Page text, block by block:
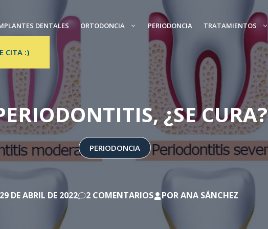
DENTALES ORTODONCIA PERIODONCIA TRATAMIENTOS
CITA :)
¿SE CURA?
PERIODONCIA
29 DE ABRIL DE 2022 2 COMENTARIOS PORANA SÁNCHEZ